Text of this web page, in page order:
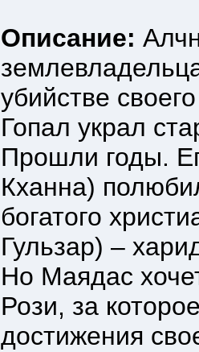
Описание:
убийстве
Гопал украл
Прошли годы.
Кханна)
богатого
Гульзар) –
Но Маядас
Рози, за
достижения